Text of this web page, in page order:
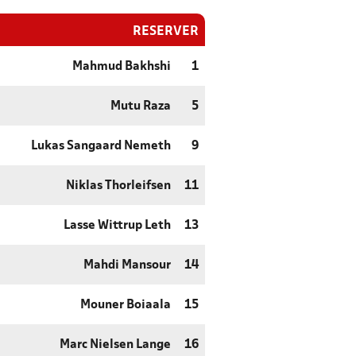
RESERVER
Mahmud Bakhshi 1
Mutu Raza 5
Lukas Sangaard Nemeth 9
Niklas Thorleifsen 11
Lasse Wittrup Leth 13
Mahdi Mansour 14
Mouner Boiaala 15
Marc Nielsen Lange 16